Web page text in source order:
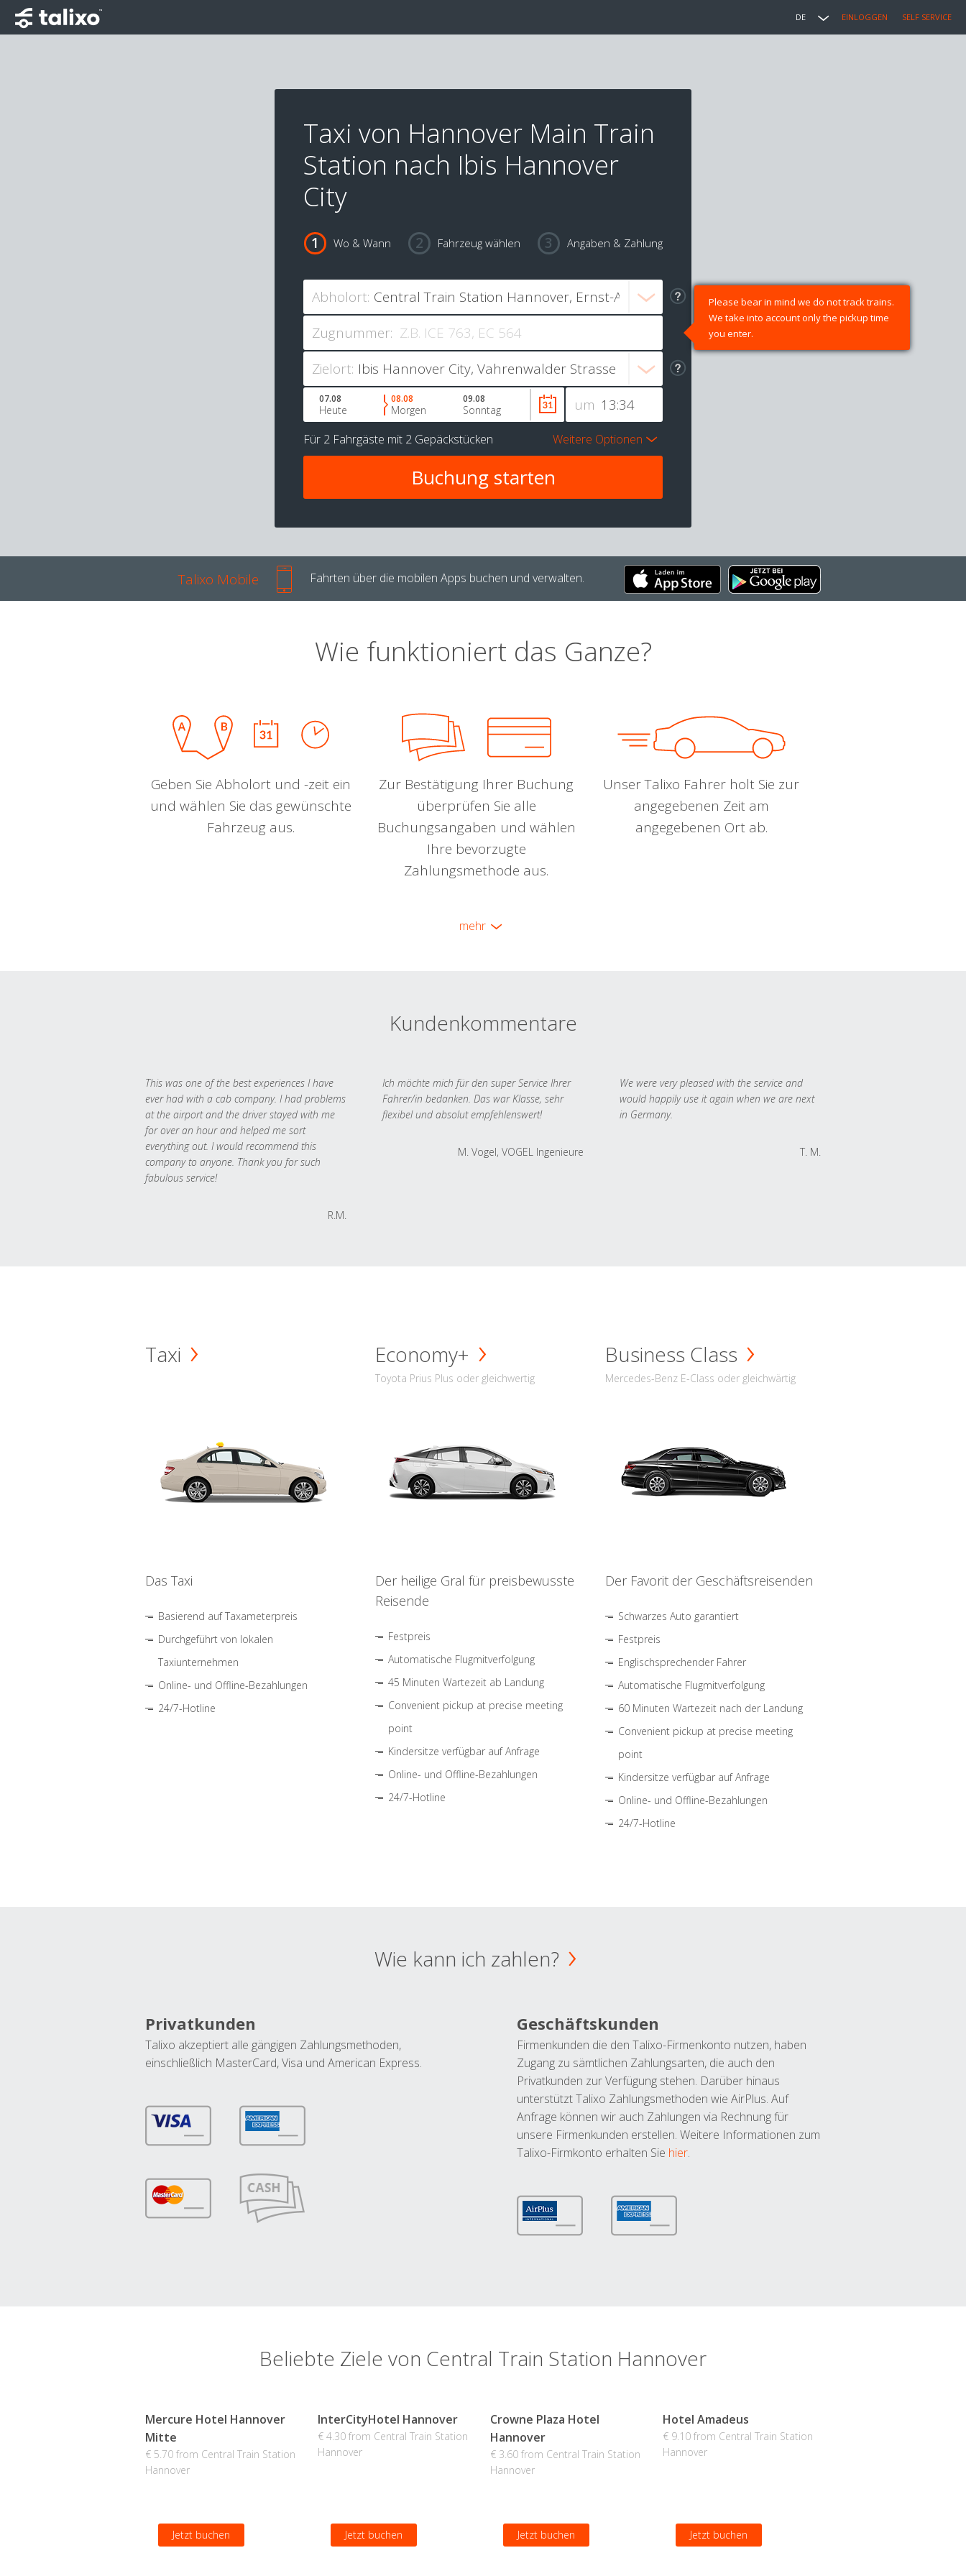
DE EINLOGGEN SELF SERVICE
Taxi von Hannover Main Train
Station nach Ibis Hannover
City
Wo & Wann Fahrzeug wählen Angaben & Zahlung
Abholort:
Zugnummer:
Please bear in mind we do not track trains.
We take into account only the pickup time
you enter.
Zielort:
um
07.08
Heute
08.08
Morgen
09.08
Sonntag
Für 2 Fahrgäste mit 2 Gepäckstücken Weitere Optionen
Talixo Mobile Fahrten über die mobilen Apps buchen und verwalten.
Wie funktioniert das Ganze?
Geben Sie Abholort und -zeit ein
und wählen Sie das gewünschte
Fahrzeug aus.
Zur Bestätigung Ihrer Buchung
überprüfen Sie alle
Buchungsangaben und wählen
Ihre bevorzugte
Zahlungsmethode aus.
Unser Talixo Fahrer holt Sie zur
angegebenen Zeit am
angegebenen Ort ab.
mehr
Kundenkommentare
This was one of the best experiences I have
ever had with a cab company. I had problems
at the airport and the driver stayed with me
for over an hour and helped me sort
everything out. I would recommend this
company to anyone. Thank you for such
fabulous service!
R.M.
Ich möchte mich für den super Service Ihrer
Fahrer/in bedanken. Das war Klasse, sehr
flexibel und absolut empfehlenswert!
M. Vogel, VOGEL Ingenieure
We were very pleased with the service and
would happily use it again when we are next
in Germany.
T. M.
Taxi
Das Taxi
Basierend auf Taxameterpreis
Durchgeführt von lokalen
Taxiunternehmen
Online- und Offline-Bezahlungen
24/7-Hotline
Economy+
Toyota Prius Plus oder gleichwertig
Der heilige Gral für preisbewusste
Reisende
Festpreis
Automatische Flugmitverfolgung
45 Minuten Wartezeit ab Landung
Convenient pickup at precise meeting
point
Kindersitze verfügbar auf Anfrage
Online- und Offline-Bezahlungen
24/7-Hotline
Business Class
Mercedes-Benz E-Class oder gleichwärtig
Der Favorit der Geschäftsreisenden
Schwarzes Auto garantiert
Festpreis
Englischsprechender Fahrer
Automatische Flugmitverfolgung
60 Minuten Wartezeit nach der Landung
Convenient pickup at precise meeting
point
Kindersitze verfügbar auf Anfrage
Online- und Offline-Bezahlungen
24/7-Hotline
Wie kann ich zahlen?
Privatkunden
Talixo akzeptiert alle gängigen Zahlungsmethoden,
einschließlich MasterCard, Visa und American Express.
Geschäftskunden
Firmenkunden die den Talixo-Firmenkonto nutzen, haben
Zugang zu sämtlichen Zahlungsarten, die auch den
Privatkunden zur Verfügung stehen. Darüber hinaus
unterstützt Talixo Zahlungsmethoden wie AirPlus. Auf
Anfrage können wir auch Zahlungen via Rechnung für
unsere Firmenkunden erstellen. Weitere Informationen zum
Talixo-Firmkonto erhalten Sie hier.
Beliebte Ziele von Central Train Station Hannover
Mercure Hotel Hannover
Mitte
€ 5.70 from Central Train Station
Hannover
Jetzt buchen
InterCityHotel Hannover
€ 4.30 from Central Train Station
Hannover
Jetzt buchen
Crowne Plaza Hotel
Hannover
€ 3.60 from Central Train Station
Hannover
Jetzt buchen
Hotel Amadeus
€ 9.10 from Central Train Station
Hannover
Jetzt buchen